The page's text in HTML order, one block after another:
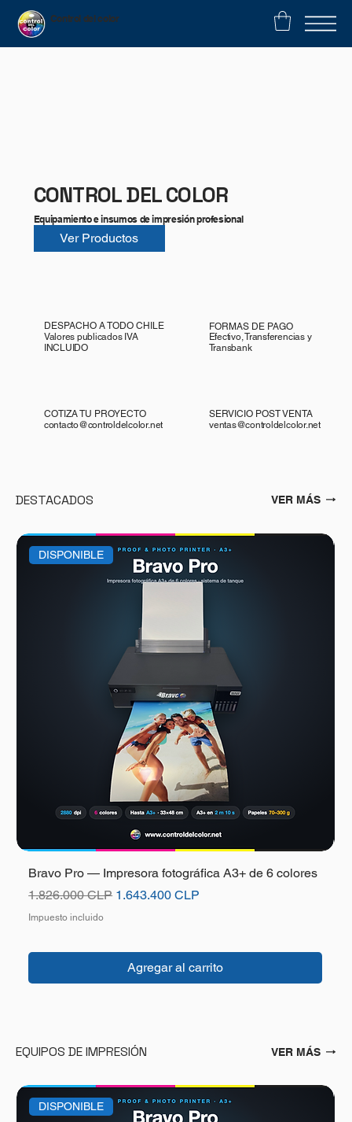
Control del color
CONTROL DEL COLOR
Equipamiento e insumos de impresión profesional
Ver Productos
DESPACHO A TODO CHILE
Valores publicados IVA
INCLUIDO
FORMAS DE PAGO
Efectivo, Transferencias y
Transbank
COTIZA TU PROYECTO
contacto@controldelcolor.net
SERVICIO POST VENTA
ventas@controldelcolor.net
DESTACADOS VER MÁS
DISPONIBLE
Bravo Pro — Impresora fotográfica A3+ de 6 colores
Precio
1.826.000 CLP Precio de oferta
1.643.400 CLP
Impuesto incluido
Agregar al carrito
EQUIPOS DE IMPRESIÓN VER MÁS
DISPONIBLE